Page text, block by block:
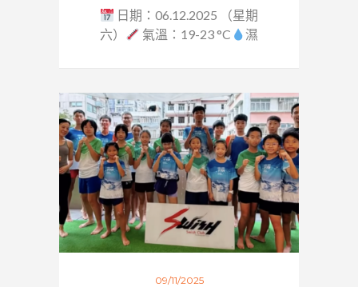
日期：06.12.2025 （星期
六）
氣溫：19-23 °C
濕
09/11/2025